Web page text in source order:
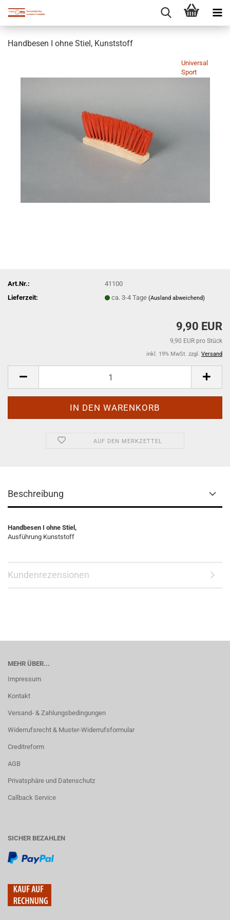
Handbesen I ohne Stiel, Kunststoff
Universal
Sport
Art.Nr.:
41100
Lieferzeit:
ca. 3-4 Tage(Ausland abweichend)
9,90 EUR
9,90 EUR pro Stück
inkl. 19% MwSt. zzgl. Versand
AUF DEN MERKZETTEL
Beschreibung
Handbesen I ohne Stiel,
Ausführung Kunststoff
Kundenrezensionen
MEHR ÜBER...
Impressum
Kontakt
Versand- & Zahlungsbedingungen
Widerrufsrecht & Muster-Widerrufsformular
Creditreform
AGB
Privatsphäre und Datenschutz
Callback Service
SICHER BEZAHLEN